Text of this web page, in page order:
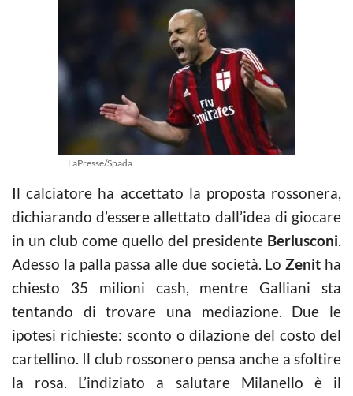
LaPresse/Spada
Il calciatore ha accettato la proposta rossonera,
dichiarando d’essere allettato dall’idea di giocare
in un club come quello del presidente Berlusconi.
Adesso la palla passa alle due società. LoZenit ha
chiesto 35 milioni cash, mentre Galliani sta
tentando di trovare una mediazione. Due le
ipotesi richieste: sconto o dilazione del costo del
cartellino. Il club rossonero pensa anche a sfoltire
la rosa. L’indiziato a salutare Milanello è il